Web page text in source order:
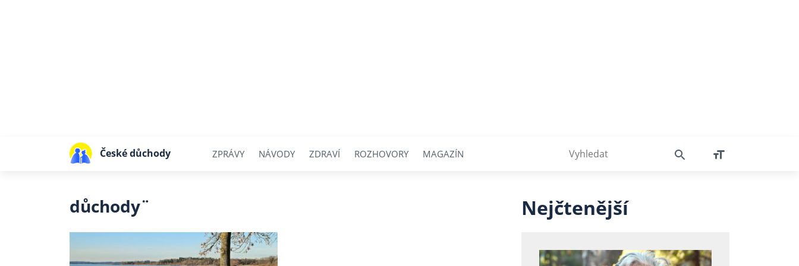
České důchody ZPRÁVY NÁVODY ZDRAVÍ ROZHOVORY MAGAZÍN
důchody¨ Nejčtenější